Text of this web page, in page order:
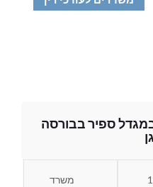
במגדל ספיר בבורסה
משרד